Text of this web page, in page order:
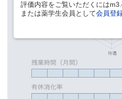
評価内容をご覧いただくには
または薬学生会員として会員登